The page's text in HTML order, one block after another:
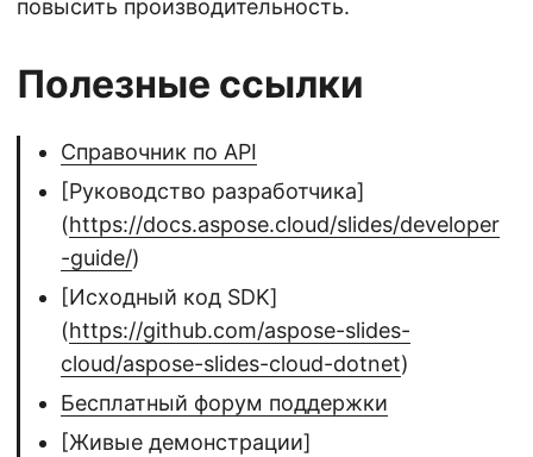
повысить производительность.
Полезные ссылки
Справочник по API
[Руководство разработчика]
(https://docs.aspose.cloud/slides/developer
-guide/)
[Исходный код SDK]
(https://github.com/aspose-slides-
cloud/aspose-slides-cloud-dotnet)
Бесплатный форум поддержки
[Живые демонстрации]